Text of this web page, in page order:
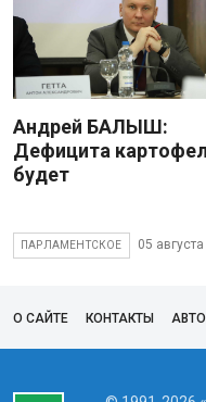
Андрей БАЛЫШ:
Дефицита
будет
ПАРЛАМЕНТСКОЕ 05
О САЙТЕ КОНТАКТЫ